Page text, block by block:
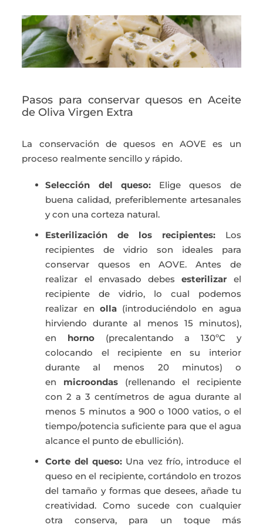
Pasos para conservar quesos en Aceite
de Oliva Virgen Extra
La conservación de quesos en AOVE es un
proceso realmente sencillo y rápido.
Selección del queso:Elige quesos de
buena calidad, preferiblemente artesanales
y con una corteza natural.
Esterilización de los recipientes:Los
recipientes de vidrio son ideales para
conservar quesos en AOVE. Antes de
realizar el envasado debesesterilizar el
recipiente de vidrio, lo cual podemos
realizar en olla(introduciéndolo en agua
hirviendo durante al menos 15 minutos),
en horno (precalentando a 130ºC y
colocando el recipiente en su interior
durante al menos 20 minutos) o
en microondas(rellenando el recipiente
con 2 a 3 centímetros de agua durante al
menos 5 minutos a 900 o 1000 vatios, o el
tiempo/potencia suficiente para que el agua
alcance el punto de ebullición).
Corte del queso: Una vez frío, introduce el
queso en el recipiente, cortándolo en trozos
del tamaño y formas que desees, añade tu
creatividad. Como sucede con cualquier
otra conserva, para un toque más